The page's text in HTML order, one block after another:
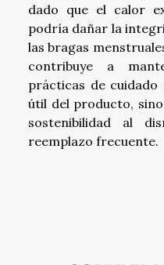
dado que el calor
podría dañar la
las bragas
contribuye a
prácticas de
útil del producto,
sostenibilidad al
reemplazo frecuente.